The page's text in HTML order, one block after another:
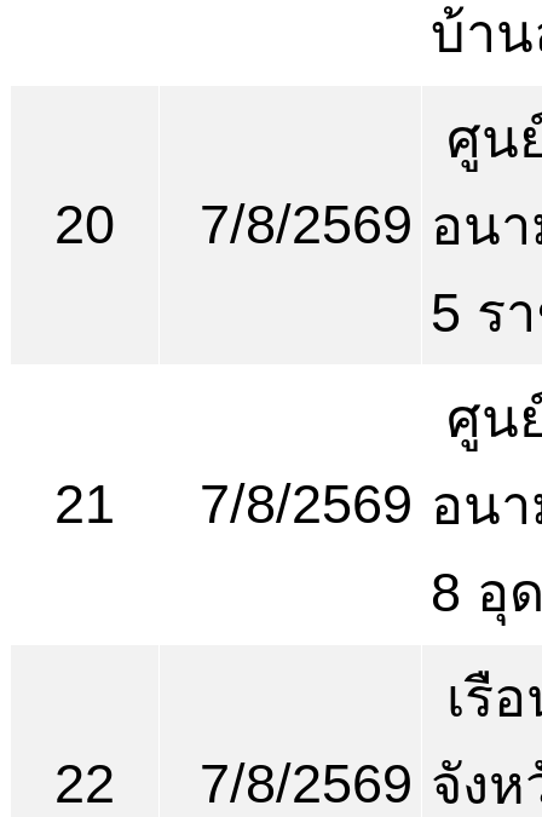
บ้า
20 7/8/2569
ศูน
อน
5 ร
21 7/8/2569
ศูน
อน
8 อุ
22 7/8/2569
เรื
จังห